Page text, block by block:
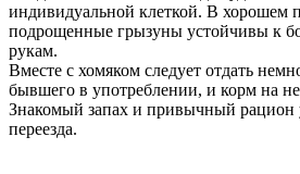
индивидуальной клеткой. В хорошем
подрощенные грызуны устойчивы к
рукам.
Вместе с хомяком следует отдать
бывшего в употреблении, и корм на
Знакомый запах и привычный рацион
переезда.